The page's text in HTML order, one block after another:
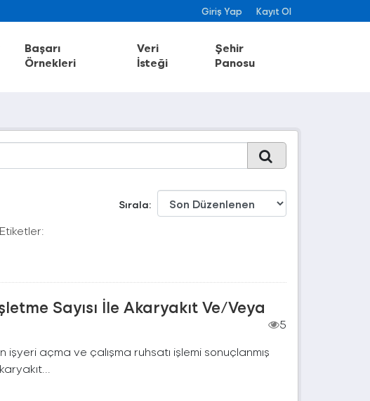
Giriş Yap Kayıt Ol
Başarı
Örnekleri
Veri
İsteği
Şehir
Panosu
Sırala
Etiketler:
Sayısı İle Akaryakıt Ve/Veya
5
açma ve çalışma ruhsatı işlemi sonuçlanmış